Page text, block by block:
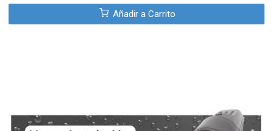
Añadir a Carrito